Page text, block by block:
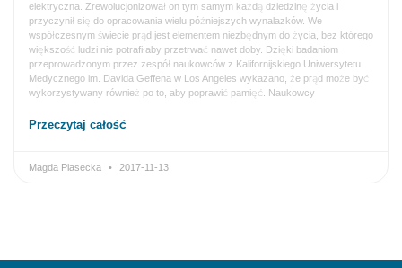
elektryczna. Zrewolucjonizował on tym samym każdą dziedzinę życia i
przyczynił się do opracowania wielu późniejszych wynalazków. We
współczesnym świecie prąd jest elementem niezbędnym do życia, bez którego
większość ludzi nie potrafiłaby przetrwać nawet doby. Dzięki badaniom
przeprowadzonym przez zespół naukowców z Kalifornijskiego Uniwersytetu
Medycznego im. Davida Geffena w Los Angeles wykazano, że prąd może być
wykorzystywany również po to, aby poprawić pamięć. Naukowcy
Przeczytaj całość
Magda Piasecka 2017-11-13